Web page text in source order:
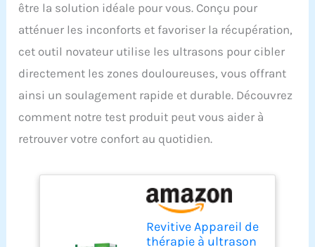
être la solution idéale pour vous. Conçu pour
atténuer les inconforts et favoriser la récupération,
cet outil novateur utilise les ultrasons pour cibler
directement les zones douloureuses, vous offrant
ainsi un soulagement rapide et durable. Découvrez
comment notre test produit peut vous aider à
retrouver votre confort au quotidien.
Revitive Appareil de
thérapie à ultrason